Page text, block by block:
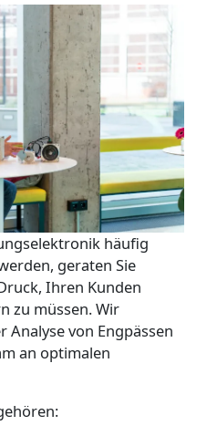
häufig
geraten Sie
Ihren Kunden
zu müssen. Wir
Analyse von Engpässen
an optimalen